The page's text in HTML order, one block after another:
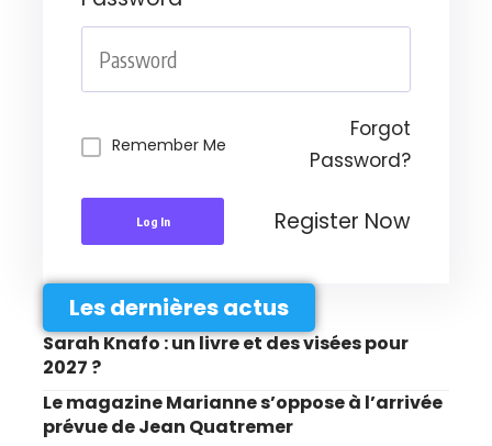
Remember Me
Forgot
Password?
Log In Register Now
Les dernières actus
Sarah Knafo : un livre et des visées pour
2027 ?
Le magazine Marianne s’oppose à l’arrivée
prévue de Jean Quatremer